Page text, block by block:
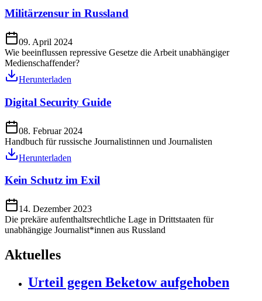
Militärzensur in Russland
09. April 2024
Wie beeinflussen repressive Gesetze die Arbeit unabhängiger
Medienschaffender?
Herunterladen
Digital Security Guide
08. Februar 2024
Handbuch für russische Journalistinnen und Journalisten
Herunterladen
Kein Schutz im Exil
14. Dezember 2023
Die prekäre aufenthaltsrechtliche Lage in Drittstaaten für
unabhängige Journalist*innen aus Russland
Aktuelles
Urteil gegen Beketow aufgehoben